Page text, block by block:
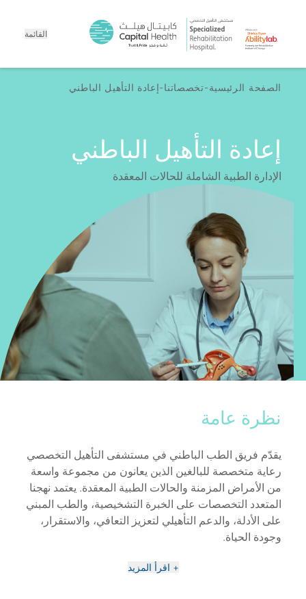
القائمة
الصفحة الرئيسية تخصصاتنا إعادة التأهيل الباطني
إعادة التأهيل الباطني
الإدارة الطبية الشاملة للحالات المعقدة
نظرة عامة
يقدّم فريق الطب الباطني في مستشفى التأهيل التخصصي
رعاية متخصصة للبالغين الذين يعانون من مجموعة واسعة
من الأمراض المزمنة والحالات الطبية المعقدة. يعتمد نهجنا
المتعدد التخصصات على الخبرة التشخيصية، والطب المبني
على الأدلة، والدعم التأهيلي لتعزيز التعافي، والاستقرار،
وجودة الحياة.
+ اقرأ المزيد